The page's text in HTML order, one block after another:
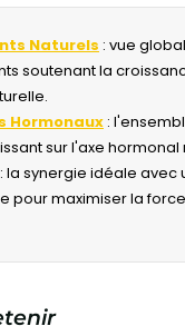
Naturels : vue
soutenant la
Hormonaux :
sur l'axe hormonal
: la synergie idéale avec
pour maximiser la